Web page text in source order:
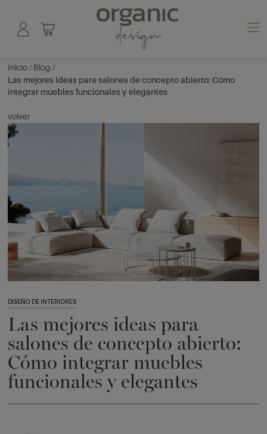
Inicio/ Blog/
Las mejores ideas para salones de concepto abierto: Cómo
integrar muebles funcionales y elegantes
volver
DISEÑO DE INTERIORES
Las mejores ideas para
salones de concepto abierto:
Cómo integrar muebles
funcionales y elegantes